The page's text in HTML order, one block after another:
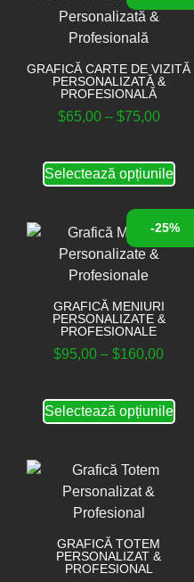
GRAFICĂ CARTE DE VIZITĂ
PERSONALIZATĂ &
PROFESIONALĂ
$65,00 – $75,00
Selectează opțiunile
-25%
GRAFICĂ MENIURI
PERSONALIZATE &
PROFESIONALE
$95,00 – $160,00
Selectează opțiunile
GRAFICĂ TOTEM
PERSONALIZAT &
PROFESIONAL